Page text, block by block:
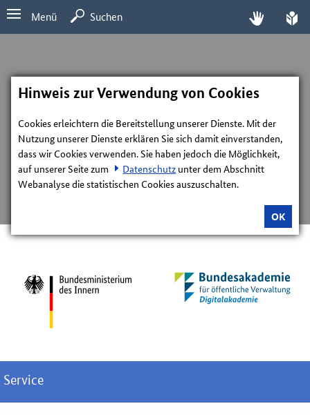
Menü Suchen
Hinweis zur Verwendung von Cookies
Cookies erleichtern die Bereitstellung unserer Dienste. Mit der
Nutzung unserer Dienste erklären Sie sich damit einverstanden,
dass wir Cookies verwenden. Sie haben jedoch die Möglichkeit,
auf unserer Seite zum
Datenschutz unter dem Abschnitt
Webanalyse die statistischen Cookies auszuschalten.
OK
Service